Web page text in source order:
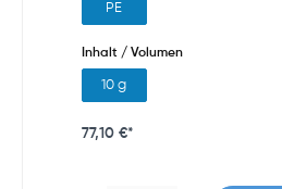
PE
Inhalt / Volumen
10 g
77,10 €*